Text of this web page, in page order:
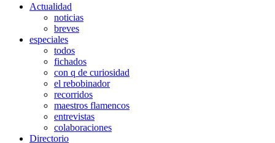
Actualidad
noticias
breves
especiales
todos
fichados
con q de curiosidad
el rebobinador
recorridos
maestros flamencos
entrevistas
colaboraciones
Directorio